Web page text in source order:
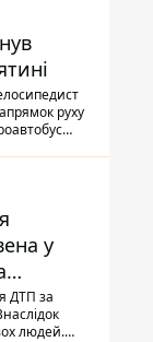
руху
у
- у
ДТП за
людей.